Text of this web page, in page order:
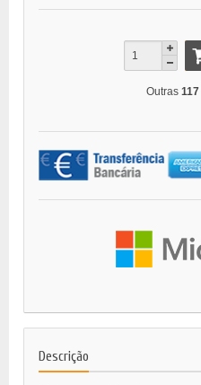
Outras 117
Descrição